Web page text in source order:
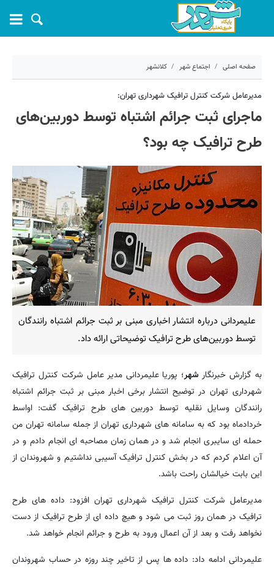
صفحه اصلی اجتماع شهر کلانشهر
۱۹ آبان ۱۴۰۱ - ۰۹:۰۴
کد مطلب:28278
مدیرعامل شرکت کنترل ترافیک شهرداری تهران:
ماجرای ثبت جرائم اشتباه توسط دوربین‌های
طرح ترافیک چه بود؟
علیمردانی درباره انتشار اخباری مبنی بر ثبت جرائم اشتباه رانندگان
توسط دوربین‌های طرح ترافیک توضیحاتی ارائه داد.
به گزارش خبرنگار شهر؛ پوریا علیمردانی مدیر عامل شرکت کنترل ترافیک
شهرداری تهران در توضیح انتشار برخی اخبار مبنی بر ثبت جرائم اشتباه
رانندگان وسایل نقلیه توسط دوربین های طرح ترافیک گفت: اواسط
خردادماه بود که به سامانه های شهرداری تهران از جمله سامانه تهران من
حمله ای سایبری انجام شد و در همان زمان مصاحبه ای انجام دادم و در
آن اعلام کردم که در بخش کنترل ترافیک آسیبی نداشتیم و شهروندان از
این بابت خیالشان راحت باشد.
مدیرعامل شرکت کنترل ترافیک شهرداری تهران افزود: داده های طرح
ترافیک در همان روز ثبت می شود و هیچ داده ای از طرح ترافیک از دست
نخواهد رفت و بعد از آن اعمال ورود به طرح و جرائم انجام خواهد شد.
علیمردانی ادامه داد: داده ها پس از تاخیر چند روزه در حساب شهروندان